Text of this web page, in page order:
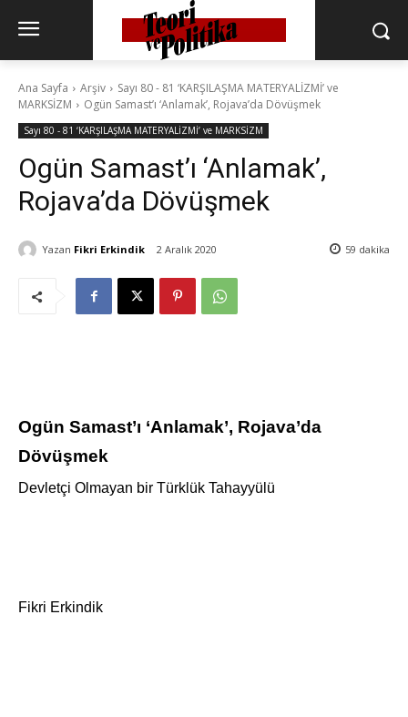
Ana Sayfa Arşiv
Sayı 80 - 81 ‘KARŞILAŞMA MATERYALİZMİ’ ve
MARKSİZM
Ogün Samast’ı ‘Anlamak’, Rojava’da Dövüşmek
Sayı 80 - 81 ‘KARŞILAŞMA MATERYALİZMİ’ ve MARKSİZM
Ogün Samast’ı ‘Anlamak’,
Rojava’da Dövüşmek
Yazan Fikri Erkindik 2 Aralık 2020 59 dakika
Ogün Samast’ı ‘Anlamak’, Rojava’da
Dövüşmek
Devletçi Olmayan bir Türklük Tahayyülü
Fikri Erkindik